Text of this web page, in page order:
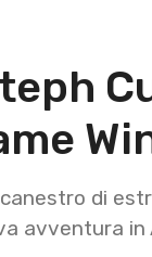
di
avventura in